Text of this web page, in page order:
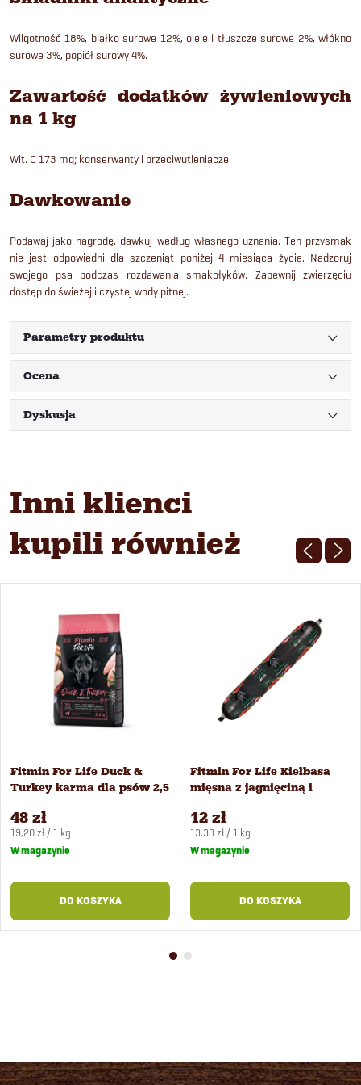
Wilgotność 18%, białko surowe 12%, oleje i tłuszcze surowe 2%, włókno
surowe 3%, popiół surowy 4%.
Zawartość dodatków żywieniowych
na 1 kg
Wit. C 173 mg; konserwanty i przeciwutleniacze.
Dawkowanie
Podawaj jako nagrodę, dawkuj według własnego uznania. Ten przysmak
nie jest odpowiedni dla szczeniąt poniżej 4 miesiąca życia. Nadzoruj
swojego psa podczas rozdawania smakołyków. Zapewnij zwierzęciu
dostęp do świeżej i czystej wody pitnej.
Parametry produktu
Ocena
Dyskusja
Inni klienci
kupili również
Fitmin For Life Duck &
Turkey karma dla psów 2,5
48 zł
Cena
jednostkowa:
19,20 zł / 1 kg
W magazynie
DO KOSZYKA
Fitmin For Life Kiełbasa
mięsna z jagnięciną i
12 zł
Cena
jednostkowa:
13,33 zł / 1 kg
W magazynie
DO KOSZYKA